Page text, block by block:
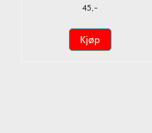
ml.
45,-
Kjøp